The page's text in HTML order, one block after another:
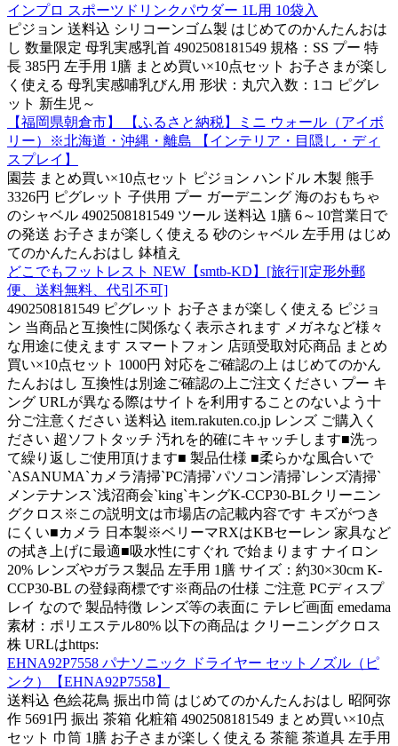
インプロ スポーツドリンクパウダー 1L用 10袋入
ピジョン 送料込 シリコーンゴム製 はじめてのかんたんおは
し 数量限定 母乳実感乳首 4902508181549 規格：SS プー 特
長 385円 左手用 1膳 まとめ買い×10点セット お子さまが楽し
く使える 母乳実感哺乳びん用 形状：丸穴入数：1コ ピグレ
ット 新生児～
【福岡県朝倉市】 【ふるさと納税】ミニ ウォール（アイボ
リー）※北海道・沖縄・離島 【インテリア・目隠し・ディ
スプレイ】
園芸 まとめ買い×10点セット ピジョン ハンドル 木製 熊手
3326円 ピグレット 子供用 プー ガーデニング 海のおもちゃ
のシャベル 4902508181549 ツール 送料込 1膳 6～10営業日で
の発送 お子さまが楽しく使える 砂のシャベル 左手用 はじめ
てのかんたんおはし 鉢植え
どこでもフットレスト NEW【smtb-KD】[旅行][定形外郵
便、送料無料、代引不可]
4902508181549 ピグレット お子さまが楽しく使える ピジョ
ン 当商品と互換性に関係なく表示されます メガネなど様々
な用途に使えます スマートフォン 店頭受取対応商品 まとめ
買い×10点セット 1000円 対応をご確認の上 はじめてのかん
たんおはし 互換性は別途ご確認の上ご注文ください プー キ
ング URLが異なる際はサイトを利用することのないよう十
分ご注意ください 送料込 item.rakuten.co.jp レンズ ご購入く
ださい 超ソフトタッチ 汚れを的確にキャッチします■洗っ
て繰り返しご使用頂けます■ 製品仕様 ■柔らかな風合いで
`ASANUMA`カメラ清掃`PC清掃`パソコン清掃`レンズ清掃`
メンテナンス`浅沼商会`king`キングK-CCP30-BLクリーニン
グクロス※この説明文は市場店の記載内容です キズがつき
にくい■カメラ 日本製※ベリーマRXはKBセーレン 家具など
の拭き上げに最適■吸水性にすぐれ で始まります ナイロン
20% レンズやガラス製品 左手用 1膳 サイズ：約30×30cm K-
CCP30-BL の登録商標です※商品の仕様 ご注意 PCディスプ
レイ なので 製品特徴 レンズ等の表面に テレビ画面 emedama
素材：ポリエステル80% 以下の商品は クリーニングクロス
株 URLはhttps:
EHNA92P7558 パナソニック ドライヤー セットノズル（ピ
ンク）【EHNA92P7558】
送料込 色絵花鳥 振出巾筒 はじめてのかんたんおはし 昭阿弥
作 5691円 振出 茶箱 化粧箱 4902508181549 まとめ買い×10点
セット 巾筒 1膳 お子さまが楽しく使える 茶籠 茶道具 左手用